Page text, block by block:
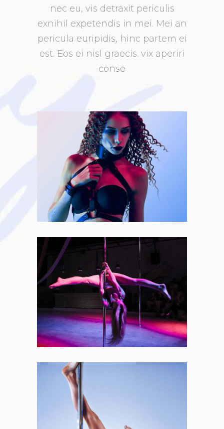
nec eu, vis detraxit periculis
exnihil expetendis in mei. Mei an
pericula euripidis, hinc partem ei
est. Eos ei nisl graecis. vix aperiri
conse